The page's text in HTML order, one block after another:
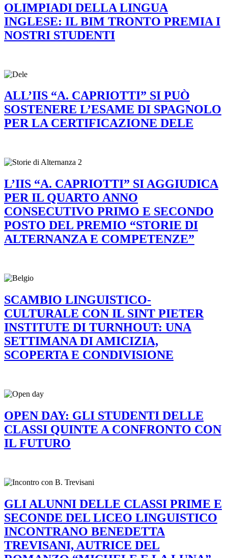
OLIMPIADI DELLA LINGUA
INGLESE: IL BIM TRONTO PREMIA I
NOSTRI STUDENTI
ALL’IIS “A. CAPRIOTTI” SI PUÒ
SOSTENERE L’ESAME DI SPAGNOLO
PER LA CERTIFICAZIONE DELE
L’IIS “A. CAPRIOTTI” SI AGGIUDICA
PER IL QUARTO ANNO
CONSECUTIVO PRIMO E SECONDO
POSTO DEL PREMIO “STORIE DI
ALTERNANZA E COMPETENZE”
SCAMBIO LINGUISTICO-
CULTURALE CON IL SINT PIETER
INSTITUTE DI TURNHOUT: UNA
SETTIMANA DI AMICIZIA,
SCOPERTA E CONDIVISIONE
OPEN DAY: GLI STUDENTI DELLE
CLASSI QUINTE A CONFRONTO CON
IL FUTURO
GLI ALUNNI DELLE CLASSI PRIME E
SECONDE DEL LICEO LINGUISTICO
INCONTRANO BENEDETTA
TREVISANI, AUTRICE DEL